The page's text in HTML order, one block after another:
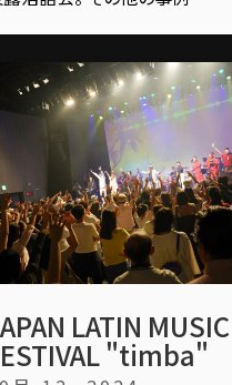
LATIN MUSIC
"timba"